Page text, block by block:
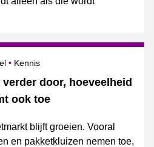
door, hoeveelheid
ook toe
Onderwerpen
Kennis
blijft groeien. Vooral
en pakketkluizen nemen toe,